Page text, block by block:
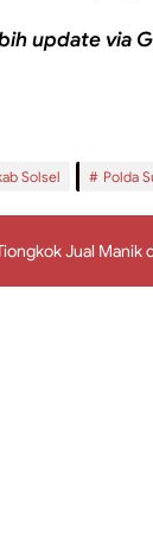
update via
Solsel Polda
Jual Manik